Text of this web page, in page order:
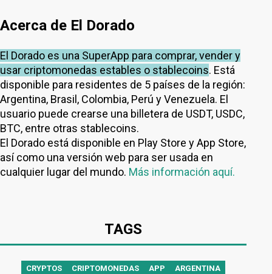
Acerca de El Dorado
El Dorado es una SuperApp para comprar, vender y
usar criptomonedas estables o stablecoins. Está
disponible para residentes de 5 países de la región:
Argentina, Brasil, Colombia, Perú y Venezuela. El
usuario puede crearse una billetera de USDT, USDC,
BTC, entre otras stablecoins.
El Dorado está disponible en Play Store y App Store,
así como una versión web para ser usada en
cualquier lugar del mundo. Más información aquí.
TAGS
CRYPTOS CRIPTOMONEDAS APP
ARGENTINA